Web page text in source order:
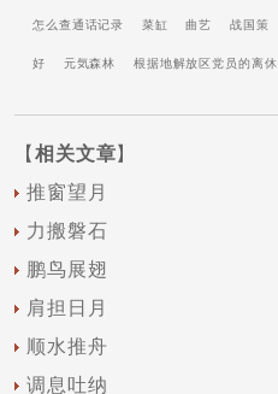
怎么查通话记录 菜缸 曲艺 战国策
好 元気森林 根据地解放区党员的离休
【相关文章】
推窗望月
力搬磐石
鹏鸟展翅
肩担日月
顺水推舟
调息吐纳